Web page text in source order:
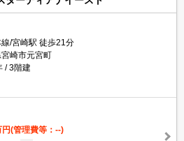
線/宮崎駅 徒歩21分
崎市元宮町
3階建
円(管理費等：--)